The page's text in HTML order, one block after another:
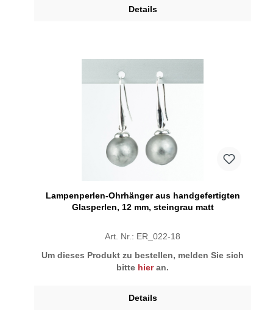
Details
Lampenperlen-Ohrhänger aus handgefertigten
Glasperlen, 12 mm, steingrau matt
Art. Nr.: ER_022-18
Um dieses Produkt zu bestellen, melden Sie sich
bitte hieran.
Details